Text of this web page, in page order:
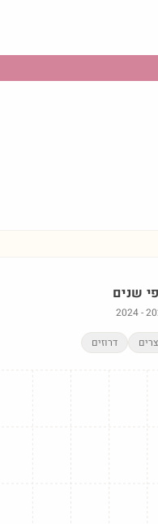
שנים
2024-
דרוזים